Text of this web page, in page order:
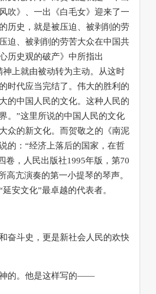
吹》、一出《白毛女》迎来了一
历史，就是被压迫、被剥削的劳
迫、被剥削的劳苦大众在中国共
历史观的破产》中所指出
上就由被动转为主动。从这时
时代应当完结了。伟大的胜利的
的中国人民的文化。这种人民的
。”这里所说的中国人民的文化
众的新文化。而贺敬之的《南泥
的：“经济上落后的国家，在哲
卷，人民出版社1995年版，第70
亢演奏的第一小提琴的琴声。
安文化”最卓越的代表者。
斗史，更是新社会人民的欢快
的。他是这样写的——